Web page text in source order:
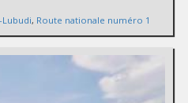
Lubudi, Route nationale numéro 1